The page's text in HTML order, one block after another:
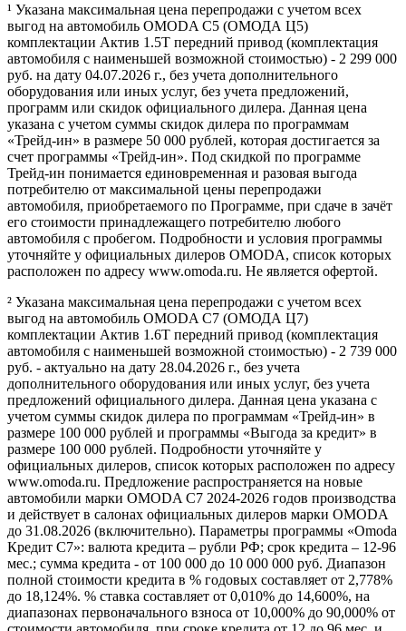
¹ Указана максимальная цена перепродажи с учетом всех
выгод на автомобиль OMODA C5 (ОМОДА Ц5)
комплектации Актив 1.5Т передний привод (комплектация
автомобиля с наименьшей возможной стоимостью) - 2 299 000
руб. на дату 04.07.2026 г., без учета дополнительного
оборудования или иных услуг, без учета предложений,
программ или скидок официального дилера. Данная цена
указана с учетом суммы скидок дилера по программам
«Трейд-ин» в размере 50 000 рублей, которая достигается за
счет программы «Трейд-ин». Под скидкой по программе
Трейд-ин понимается единовременная и разовая выгода
потребителю от максимальной цены перепродажи
автомобиля, приобретаемого по Программе, при сдаче в зачёт
его стоимости принадлежащего потребителю любого
автомобиля с пробегом. Подробности и условия программы
уточняйте у официальных дилеров OMODA, список которых
расположен по адресу www.omoda.ru. Не является офертой.
² Указана максимальная цена перепродажи с учетом всех
выгод на автомобиль OMODA C7 (ОМОДА Ц7)
комплектации Актив 1.6T передний привод (комплектация
автомобиля с наименьшей возможной стоимостью) - 2 739 000
руб. - актуально на дату 28.04.2026 г., без учета
дополнительного оборудования или иных услуг, без учета
предложений официального дилера. Данная цена указана с
учетом суммы скидок дилера по программам «Трейд-ин» в
размере 100 000 рублей и программы «Выгода за кредит» в
размере 100 000 рублей. Подробности уточняйте у
официальных дилеров, список которых расположен по адресу
www.omoda.ru. Предложение распространяется на новые
автомобили марки OMODA C7 2024-2026 годов производства
и действует в салонах официальных дилеров марки OMODA
до 31.08.2026 (включительно). Параметры программы «Omoda
Кредит C7»: валюта кредита – рубли РФ; срок кредита – 12-96
мес.; сумма кредита - от 100 000 до 10 000 000 руб. Диапазон
полной стоимости кредита в % годовых составляет от 2,778%
до 18,124%. % ставка составляет от 0,010% до 14,600%, на
диапазонах первоначального взноса от 10,000% до 90,000% от